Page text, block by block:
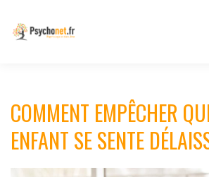
COMMENT EMPÊCHER
ENFANT SE SENTE